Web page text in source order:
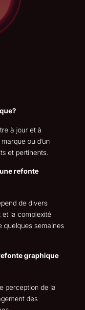
à jour et à
ou d’un
et pertinents.
refonte
de divers
et la complexité
quelques semaines
graphique
perception de la
des